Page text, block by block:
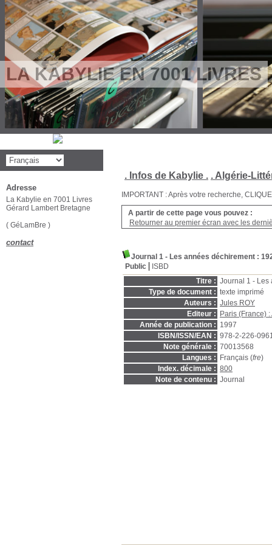
LA KABYLIE EN 7001 LIVRES
. Infos de Kabylie . . Algérie-
IMPORTANT : Après votre recherche,
A partir de cette page vous pouvez :
Retourner au premier écran avec les
Journal 1 - Les années déchirement :
Public
ISBD
Titre : Journal 1 - Les
Type de document : texte imprimé
Auteurs : Jules ROY
Editeur :
Paris (France)
Année de publication : 1997
ISBN/ISSN/EAN : 978-2-226-
Note générale : 70013568
Langues :
Français (fre)
Index. décimale : 800
Note de contenu : Journal
Adresse
La Kabylie en 7001 Livres
Gérard Lambert Bretagne
( GéLamBre )
contact